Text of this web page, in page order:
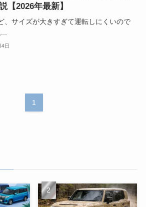
【2026年最新】
、サイズが大きすぎて運転しにくいので
日
1